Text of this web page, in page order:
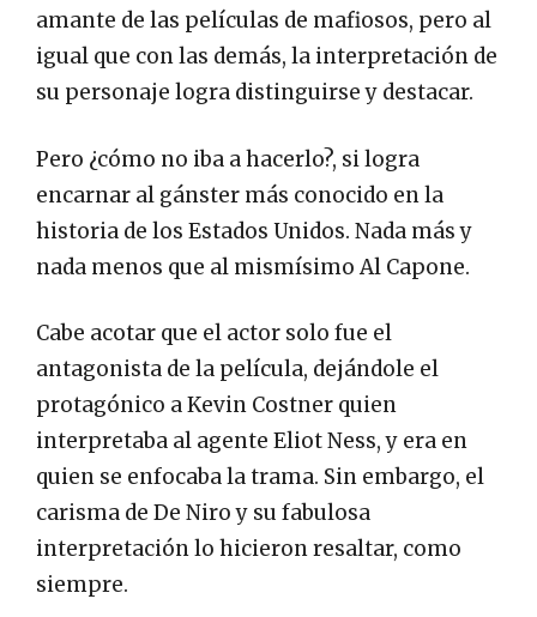
amante de las películas de mafiosos, pero al
igual que con las demás, la interpretación de
su personaje logra distinguirse y destacar.
Pero ¿cómo no iba a hacerlo?, si logra
encarnar al gánster más conocido en la
historia de los Estados Unidos. Nada más y
nada menos que al mismísimo Al Capone.
Cabe acotar que el actor solo fue el
antagonista de la película, dejándole el
protagónico a Kevin Costner quien
interpretaba al agente Eliot Ness, y era en
quien se enfocaba la trama. Sin embargo, el
carisma de De Niro y su fabulosa
interpretación lo hicieron resaltar, como
siempre.